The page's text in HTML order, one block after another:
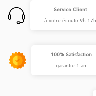
Service Client
à votre écoute 9h-17h
100% Satisfaction
garantie 1 an